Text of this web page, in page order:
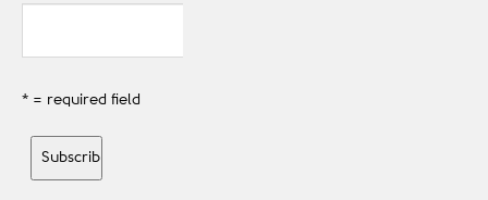
* = required field